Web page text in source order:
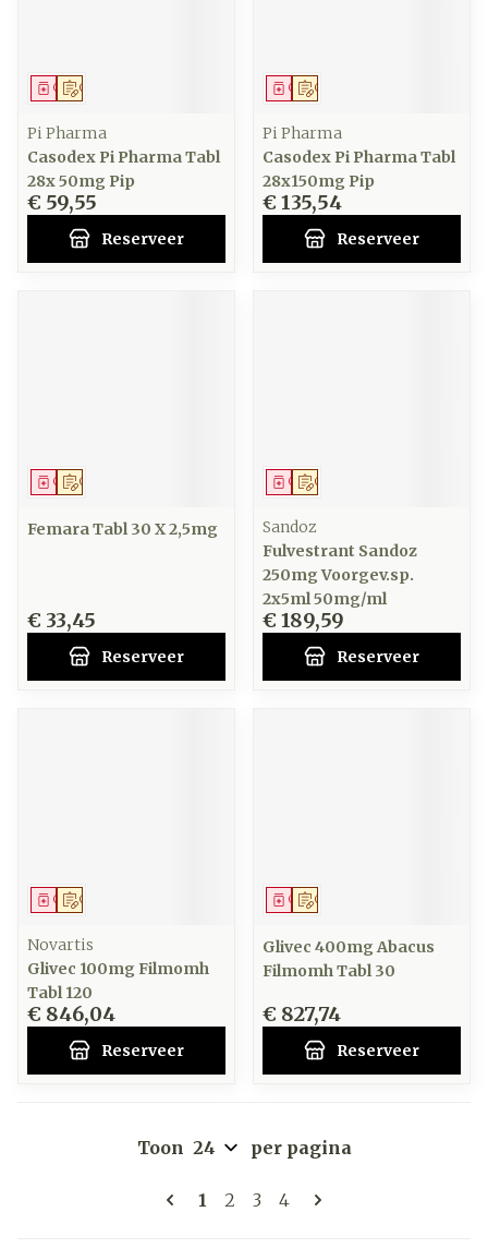
Op voorschrift
Geneesmiddel
Pi Pharma
Casodex Pi Pharma Tabl
28x 50mg Pip
€ 59,55
Reserveer
Op voorschrift
Geneesmiddel
Pi Pharma
Casodex Pi Pharma Tabl
28x150mg Pip
€ 135,54
Reserveer
Op voorschrift
Geneesmiddel
Femara Tabl 30 X 2,5mg
€ 33,45
Reserveer
Op voorschrift
Geneesmiddel
Sandoz
Fulvestrant Sandoz
250mg Voorgev.sp.
2x5ml 50mg/ml
€ 189,59
Reserveer
Op voorschrift
Geneesmiddel
Novartis
Glivec 100mg Filmomh
Tabl 120
€ 846,04
Reserveer
Op voorschrift
Geneesmiddel
Glivec 400mg Abacus
Filmomh Tabl 30
€ 827,74
Reserveer
Pagina's
U lees momenteel pagina
1 Pagina
2 Pagina
3 Pagina
4
Toon per pagina